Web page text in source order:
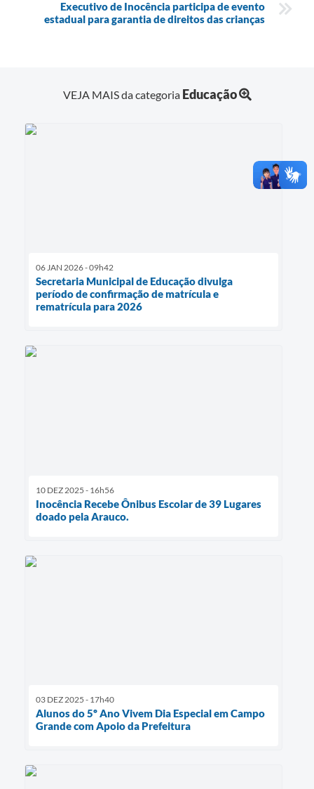
Executivo de Inocência participa de evento
estadual para garantia de direitos das crianças
VEJA MAIS da categoria Educação
06 JAN 2026 - 09h42
Secretaria Municipal de Educação divulga
período de confirmação de matrícula e
rematrícula para 2026
10 DEZ 2025 - 16h56
Inocência Recebe Ônibus Escolar de 39 Lugares
doado pela Arauco.
03 DEZ 2025 - 17h40
Alunos do 5º Ano Vivem Dia Especial em Campo
Grande com Apoio da Prefeitura